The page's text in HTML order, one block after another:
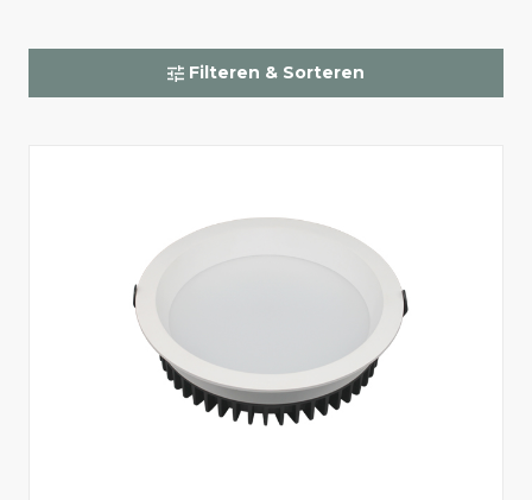
Kleurtemperatuur
Vermogen (W)
Filteren & Sorteren